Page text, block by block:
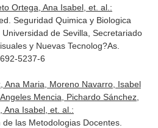
Ortega, Ana Isabel, et. al.:
Seguridad Quimica y Biologica
de Sevilla, Secretariado
y Nuevas Tecnolog?As.
5237-6
Ana Maria, Moreno Navarro, Isabel
Mencia, Pichardo Sánchez,
Ana Isabel, et. al.:
las Metodologias Docentes.